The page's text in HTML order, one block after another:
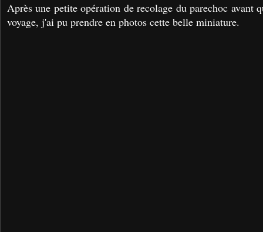
Après une petite opération de recolage du parechoc avant
voyage, j'ai pu prendre en photos cette belle miniature.